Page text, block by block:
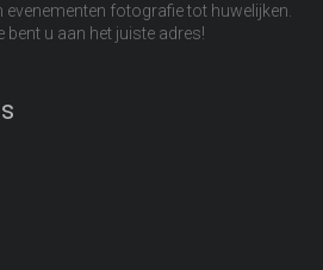
fotografie tot huwelijken.
u aan het juiste adres!